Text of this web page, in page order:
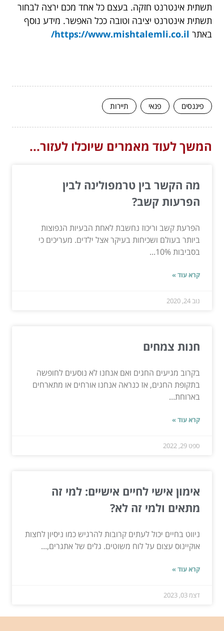
תשתית אינטרנט חזקה. בעצם כל אחד מכם ירצה לבחור
תשתית אינטרנט יציבה וטובה ככל האפשר. מידע נוסף
באתר https://www.mishtalemli.co.il/
פיננסים פנאי תיירות
המשך לעוד מאמרים שיוכלו לעזור...
מה הקשר בין טרמפולינה לבין
הפרעות קשב?
הפרעת קשב וריכוז נחשבת לאחת הבעיות הנפוצות
ביותר בעולם ושכיחות בעיקר אצל ילדים. מעריכים כי
בסביבות 10%...
קרא עוד »
נוב 24, 2020
חנות צמחים
בקרוב מגיעים החגים ואם אנחנו לא נוסעים לחופשה
בתקופת החגים, אז כנראה אנחנו אורחים או מתארחים
בארוחת...
קרא עוד »
ספט 29, 2022
אימון אישי לחיים אישיים: למי זה
מתאים ולמי זה לא?
ניווט בחיים יכול לעתים קרובות להרגיש כמו ניסיון לחצות
אוקיינוס ​​עצום על לוח משוטים. גלים של אתגרים,...
קרא עוד »
דצמ 03, 2023